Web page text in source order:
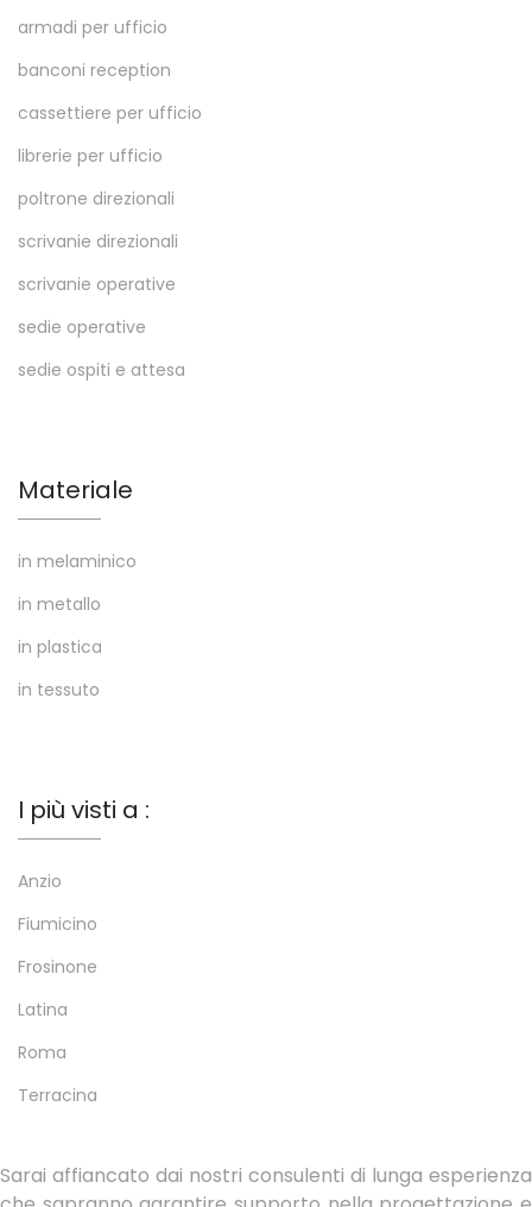
armadi per ufficio
banconi reception
cassettiere per ufficio
librerie per ufficio
poltrone direzionali
scrivanie direzionali
scrivanie operative
sedie operative
sedie ospiti e attesa
Materiale
in melaminico
in metallo
in plastica
in tessuto
I più visti a :
Anzio
Fiumicino
Frosinone
Latina
Roma
Terracina
Sarai affiancato dai nostri consulenti di lunga esperienza